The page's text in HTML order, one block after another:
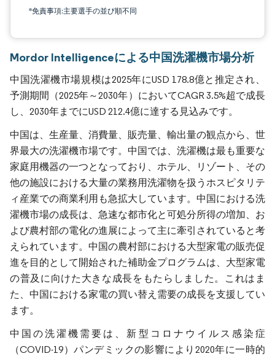
*免責事項:主要選手の並び順不同
Mordor Intelligenceによる中国洗濯機市場分析
中国洗濯機市場規模は2025年にUSD 178.8億と推定され、
予測期間（2025年～2030年）においてCAGR 3.5%超で成長
し、2030年までにUSD 212.4億に達する見込みです。
中国は、生産量、消費量、販売量、輸出量の観点から、世
界最大の洗濯機市場です。中国では、洗濯機は最も重要な
家庭用機器の一つとなっており、ホテル、リゾート、その
他の施設における大量の業務用洗濯物を扱うホスピタリテ
ィ産業での商業利用も急拡大しています。中国における洗
濯機市場の成長は、急速な都市化と可処分所得の増加、お
よび農村部の電化の進展によって主に牽引されていると考
えられています。中国の農村部における大型家電の販売促
進を目的として開始された補助金プログラムは、大型家電
の普及に向けた大きな成長をもたらしました。これはま
た、中国における家電の買い替え需要の成長を支援してい
ます。
中国の洗濯機需要は、新型コロナウイルス感染症
（COVID-19）パンデミックの影響により2020年に一時的